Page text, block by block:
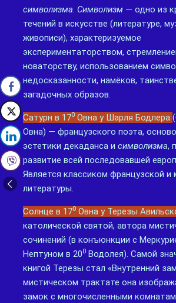
символизма. Символизм — одно из
течений в искусстве (литературе,
живописи), характеризуемое
экспериментаторством,
новаторству, использованием
недосказанности, намёков,
загадочных образов.
Сатурн в 170 Овна у Шарля Бодлера
Овна) — французского поэта,
эстетики декаданса и символизма,
развитие всей последовавшей
Является классиком французской и
литературы.
Солнце в 170 Овна у Терезы
католической святой, автора
сочинений (в конъюнкции с
Нептуном в 200 Водолея). Самой
книгой Терезы стал «Внутренний
мистическом трактате она
замок с многочисленными